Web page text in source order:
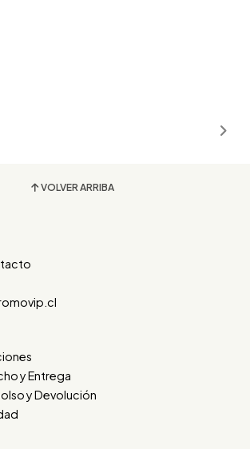
VOLVER ARRIBA
y Entrega
y Devolución